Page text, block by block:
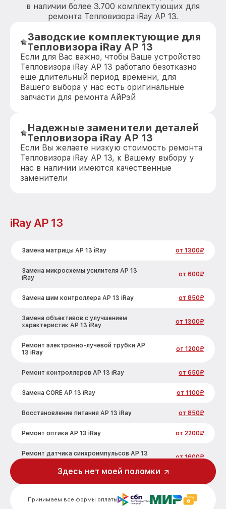
в наличии более 3.700 комплектующих для
ремонта Тепловизора iRay AP 13.
Заводские комплектующие для
Тепловизора iRay AP 13
Если для Вас важно, чтобы Ваше устройство
Тепловизора iRay AP 13 работало безотказно
еще длительный период времени, для
Вашего выбора у нас есть оригинальные
запчасти для ремонта АйРэй
Надежные заменители деталей
Тепловизора iRay AP 13
Если Вы желаете низкую стоимость ремонта
Тепловизора iRay AP 13, к Вашему выбору у
нас в наличии имеются качественные
заменители
iRay AP 13
Замена матрицы AP 13 iRay от 1300₽
Замена микросхемы усилителя AP 13
iRay
от 600₽
Замена шим контроллера AP 13 iRay от 850₽
Замена объективов с улучшением
характеристик AP 13 iRay
от 1300₽
Ремонт электронно-лучевой трубки AP
13 iRay
от 1200₽
Ремонт контроллеров AP 13 iRay от 650₽
Замена CORE AP 13 iRay от 1100₽
Восстановление питания AP 13 iRay от 850₽
Ремонт оптики AP 13 iRay от 2200₽
Ремонт датчика синхроимпульсов AP 13
iRay
от 1600₽
от 900₽
Принимаем все формы оплаты
Здесь нет моей поломки